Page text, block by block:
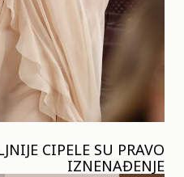
CIPELE SU PRAVO
IZNENAĐENJE